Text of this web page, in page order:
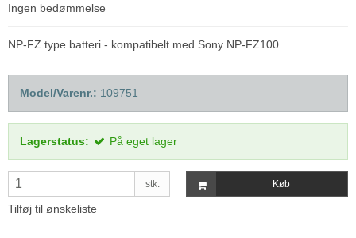
Ingen bedømmelse
NP-FZ type batteri - kompatibelt med Sony NP-FZ100
Model/Varenr.: 109751
Lagerstatus: På eget lager
stk. Køb
Tilføj til ønskeliste